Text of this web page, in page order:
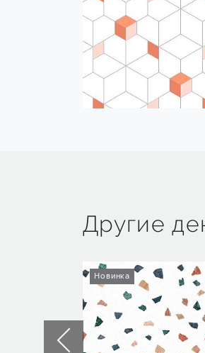
Другие
Новинка